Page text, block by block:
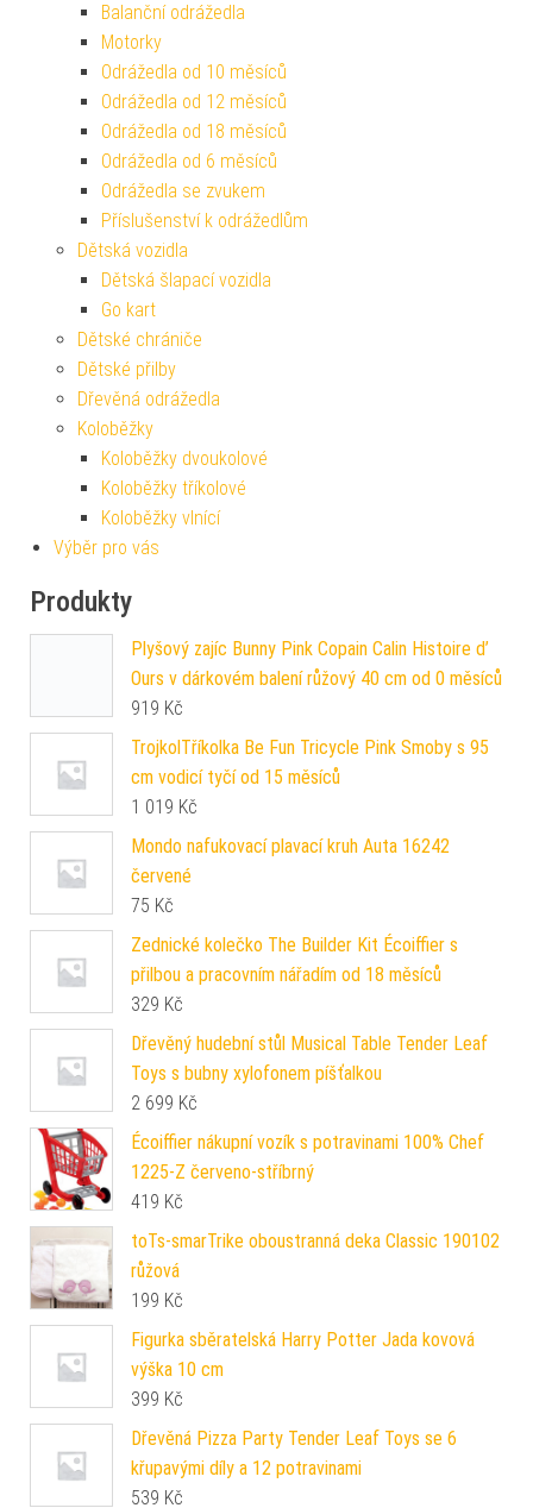
Balanční odrážedla
Motorky
Odrážedla od 10 měsíců
Odrážedla od 12 měsíců
Odrážedla od 18 měsíců
Odrážedla od 6 měsíců
Odrážedla se zvukem
Příslušenství k odrážedlům
Dětská vozidla
Dětská šlapací vozidla
Go kart
Dětské chrániče
Dětské přilby
Dřevěná odrážedla
Koloběžky
Koloběžky dvoukolové
Koloběžky tříkolové
Koloběžky vlnící
Výběr pro vás
Produkty
Plyšový zajíc Bunny Pink Copain Calin Histoire d’
Ours v dárkovém balení růžový 40 cm od 0 měsíců
919 Kč
TrojkolTříkolka Be Fun Tricycle Pink Smoby s 95
cm vodicí tyčí od 15 měsíců
1 019 Kč
Mondo nafukovací plavací kruh Auta 16242
červené
75 Kč
Zednické kolečko The Builder Kit Écoiffier s
přilbou a pracovním nářadím od 18 měsíců
329 Kč
Dřevěný hudební stůl Musical Table Tender Leaf
Toys s bubny xylofonem píšťalkou
2 699 Kč
Écoiffier nákupní vozík s potravinami 100% Chef
1225-Z červeno-stříbrný
419 Kč
toTs-smarTrike oboustranná deka Classic 190102
růžová
199 Kč
Figurka sběratelská Harry Potter Jada kovová
výška 10 cm
399 Kč
Dřevěná Pizza Party Tender Leaf Toys se 6
křupavými díly a 12 potravinami
539 Kč